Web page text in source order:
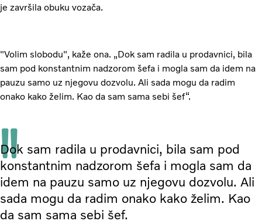
je završila obuku vozača.
"Volim slobodu", kaže ona. „Dok sam radila u prodavnici, bila
sam pod konstantnim nadzorom šefa i mogla sam da idem na
pauzu samo uz njegovu dozvolu. Ali sada mogu da radim
onako kako želim. Kao da sam sama sebi šef“.
Dok sam radila u prodavnici, bila sam pod
konstantnim nadzorom šefa i mogla sam da
idem na pauzu samo uz njegovu dozvolu. Ali
sada mogu da radim onako kako želim. Kao
da sam sama sebi šef.